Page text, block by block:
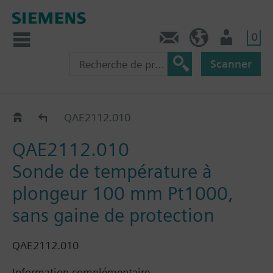
0
Scanner
QAE21..QAE2112.010
QAE2112.010
Sonde de température à
plongeur 100 mm Pt1000,
sans gaine de protection
QAE2112.010